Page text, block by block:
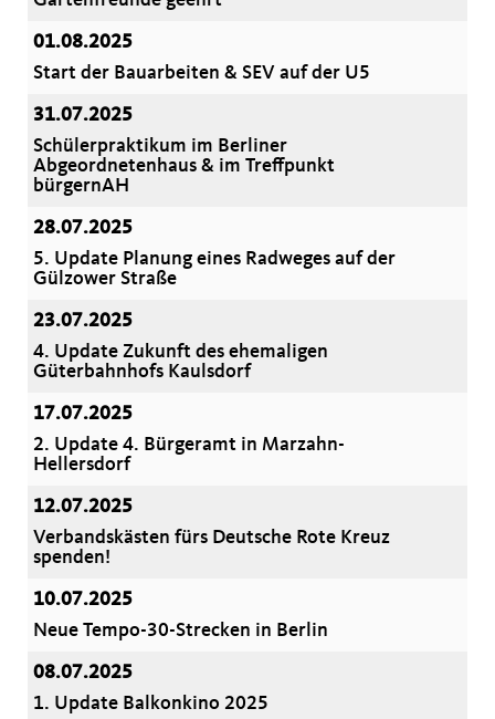
01.08.2025
Start der Bauarbeiten & SEV auf der U5
31.07.2025
Schülerpraktikum im Berliner
Abgeordnetenhaus & im Treffpunkt
bürgernAH
28.07.2025
5. Update Planung eines Radweges auf der
Gülzower Straße
23.07.2025
4. Update Zukunft des ehemaligen
Güterbahnhofs Kaulsdorf
17.07.2025
2. Update 4. Bürgeramt in Marzahn-
Hellersdorf
12.07.2025
Verbandskästen fürs Deutsche Rote Kreuz
spenden!
10.07.2025
Neue Tempo-30-Strecken in Berlin
08.07.2025
1. Update Balkonkino 2025